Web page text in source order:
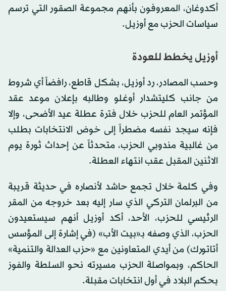
أكدوغان، المعروفون بأنهم مجموعة الصقور التي ترسم
سياسات الحزب مع أوزيل.
أوزيل يخطط للعودة
وحسب المصادر، رد أوزيل، بشكل قاطع، رافضاً أي شروط
من جانب كليتشدار أوغلو وطالبه بإعلان موعد عقد
المؤتمر العام للحزب خلال فترة عطلة عيد الأضحى، وإلا
فإنه سيجد نفسه مضطراً إلى خوض الانتخابات بطلب
من غالبية مندوبي الحزب، متحدثاً عن إحداث ثورة يوم
الاثنين المقبل عقب انتهاء العطلة.
وفي كلمة خلال تجمع حاشد لأنصاره في حديثة قريبة
من البرلمان التركي الذي سار إليه بعد خروجه من المقر
الرئيسي للحزب، الأحد، أكد أوزيل أنهم سيستعيدون
الحزب، الذي وصفه بـ«بيت الأب» (في إشارة إلى المؤسس
أتاتورك) من أيدي المتعاونين مع «حزب العدالة والتنمية»
الحاكم، وبمواصلة الحزب مسيرته نحو السلطة والفوز
بحكم البلاد في أول انتخابات مقبلة.